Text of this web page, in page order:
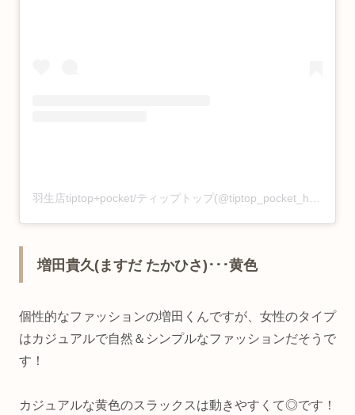
羽生店tiptop+pocket/ティップトップ(@tiptop_pocket_hanyu)がシェアした投稿
増田貴久(ますだ たかひさ)･･･黄色
個性的なファッションの増田くんですが、女性のタイプ
はカジュアルで自然＆シンプルなファッションだそうで
す！
カジュアルな黄色のスラックスは動きやすくて◎です！